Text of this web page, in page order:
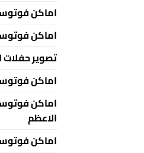
اماكن
اماكن
تصوير حفلات
اماكن
اماكن
الاعظم
اماكن